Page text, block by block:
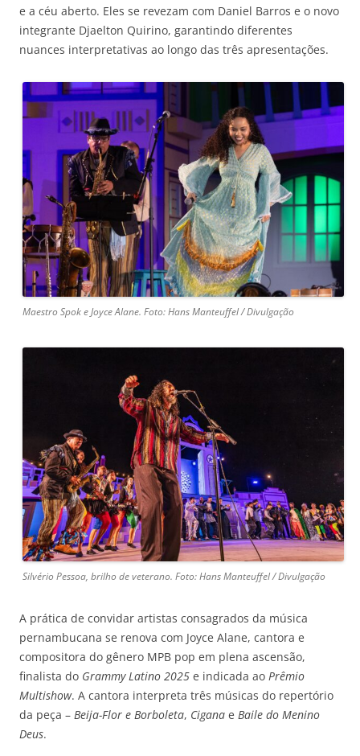
e a céu aberto. Eles se revezam com Daniel Barros e o novo
integrante Djaelton Quirino, garantindo diferentes
nuances interpretativas ao longo das três apresentações.
Maestro Spok e Joyce Alane. Foto: Hans Manteuffel / Divulgação
Silvério Pessoa, brilho de veterano. Foto: Hans Manteuffel / Divulgação
A prática de convidar artistas consagrados da música
pernambucana se renova com Joyce Alane, cantora e
compositora do gênero MPB pop em plena ascensão,
finalista do Grammy Latino 2025 e indicada ao Prêmio
Multishow. A cantora interpreta três músicas do repertório
da peça – Beija-Flor e Borboleta, Cigana e Baile do Menino
Deus.